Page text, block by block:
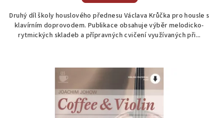
Druhý díl školy houslového přednesu Václava Krůčka pro housle s
klavírním doprovodem. Publikace obsahuje výběr melodicko-
rytmických skladeb a přípravných cvičení využívaných při...